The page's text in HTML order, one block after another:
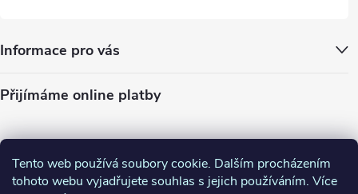
Tento web používá soubory cookie. Dalším procházením
tohoto webu vyjadřujete souhlas s jejich používáním. Více
Informace pro vás
Přijímáme online platby